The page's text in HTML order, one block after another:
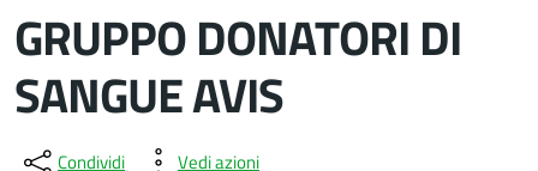
GRUPPO DONATORI DI
SANGUE AVIS
Dettagli del documento
Condividi Vedi azioni